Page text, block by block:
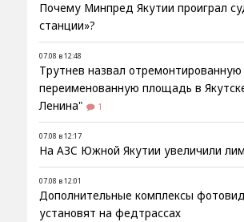
Почему Минпред Якутии проиграл
станции»?
07.08 в 12:48
Трутнев назвал отремонтированную
переименованную площадь в
Ленина"
1
07.08 в 12:17
На АЗС Южной Якутии увеличили
07.08 в 12:01
Дополнительные комплексы
установят на федтрассах